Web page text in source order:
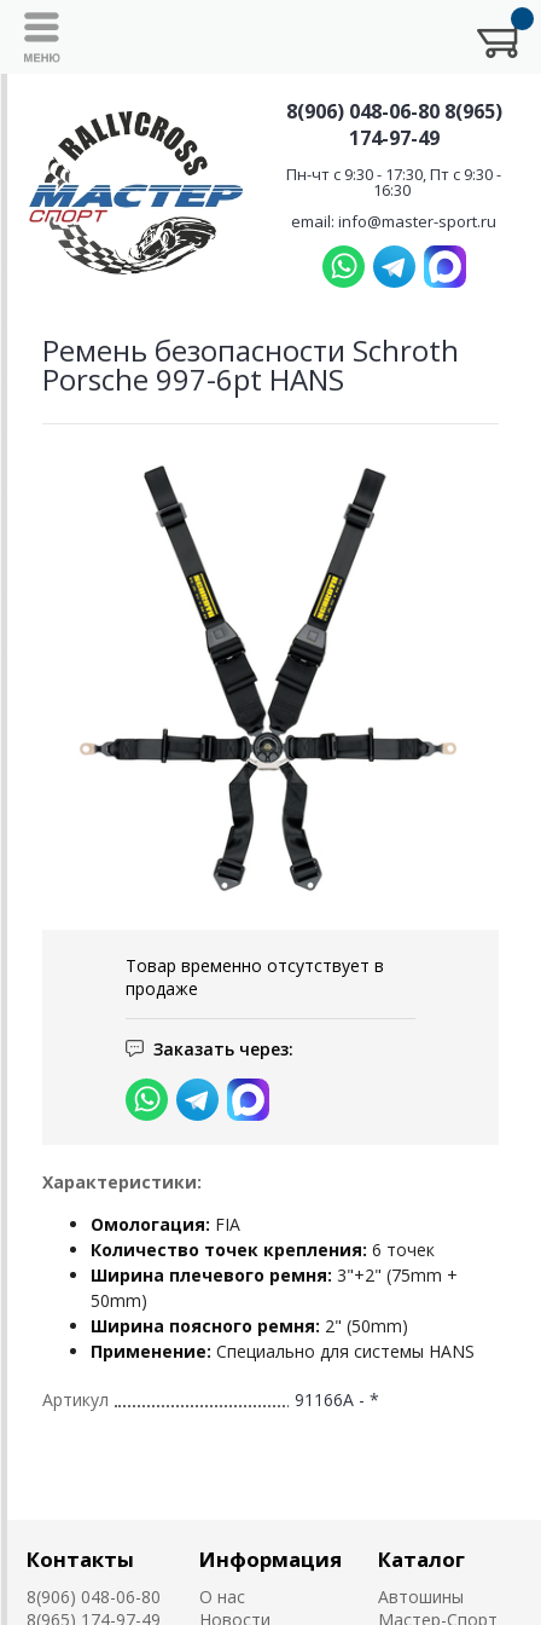
8(906) 048-06-80 8(965)
174-97-49
Пн-чт с 9:30 - 17:30, Пт с 9:30 -
16:30
email: info@master-sport.ru
Ремень безопасности Schroth
Porsche 997-6pt HANS
Товар временно отсутствует в
продаже
Заказать через:
Характеристики:
Омологация: FIA
Количество точек крепления: 6 точек
Ширина плечевого ремня: 3"+2" (75mm +
50mm)
Ширина поясного ремня: 2" (50mm)
Применение: Специально для системы HANS
Артикул 91166A - *
Контакты
8(906) 048-06-80
8(965) 174-97-49
Информация
О нас
Новости
Каталог
Автошины
Мастер-Спорт